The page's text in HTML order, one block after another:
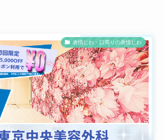
表情じわ・口周りの表情じわ